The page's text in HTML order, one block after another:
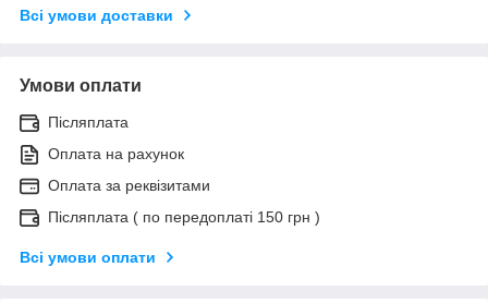
Всі умови доставки
Умови оплати
Післяплата
Оплата на рахунок
Оплата за реквізитами
Післяплата ( по передоплаті 150 грн )
Всі умови оплати